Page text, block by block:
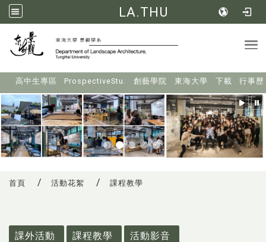
LA.THU
高中生專區 ProspectiveStu. 創藝學院 東海大學 下載 行事歷
首頁 活動花絮 課程教學
課外活動
課程教學 活動影音